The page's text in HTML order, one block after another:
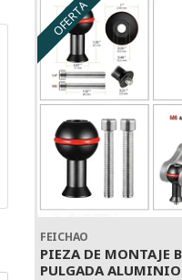
OFERTA
FEICHAO
PIEZA DE MONTAJE
PULGADA ALUMINIO